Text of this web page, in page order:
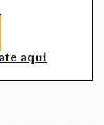
aquí